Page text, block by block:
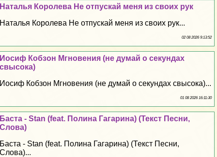
Наталья Королева Не отпускай меня из своих рук
Наталья Королева Не отпускай меня из своих рук...
02 08 2026 9:13:52
Иосиф Кобзон Мгновения (не думай о секундах
свысока)
Иосиф Кобзон Мгновения (не думай о секундах свысока)...
01 08 2026 16:11:30
Баста - Stan (feat. Полина Гагарина) (Текст Песни,
Слова)
Баста - Stan (feat. Полина Гагарина) (Текст Песни,
Слова)...